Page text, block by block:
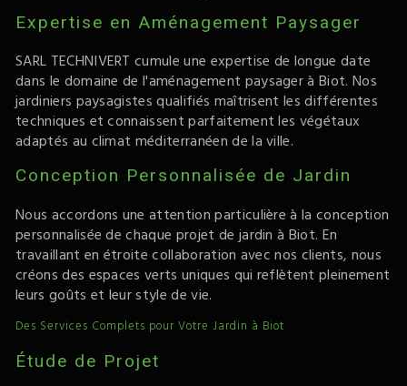
Expertise en Aménagement Paysager
SARL TECHNIVERT cumule une expertise de longue date
dans le domaine de l'aménagement paysager à Biot. Nos
jardiniers paysagistes qualifiés maîtrisent les différentes
techniques et connaissent parfaitement les végétaux
adaptés au climat méditerranéen de la ville.
Conception Personnalisée de Jardin
Nous accordons une attention particulière à la conception
personnalisée de chaque projet de jardin à Biot. En
travaillant en étroite collaboration avec nos clients, nous
créons des espaces verts uniques qui reflètent pleinement
leurs goûts et leur style de vie.
Des Services Complets pour Votre Jardin à Biot
Étude de Projet